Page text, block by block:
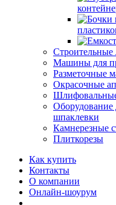
Строительные
Машины для
Разметочные
Окрасочные
Оборудование
шпаклевки
Камнерезные
Плиткорезы
Как купить
Контакты
О компании
Онлайн-шоурум